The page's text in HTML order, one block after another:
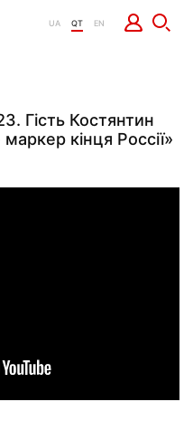
UA QT EN
Гість Костянтин
кінця Россії»